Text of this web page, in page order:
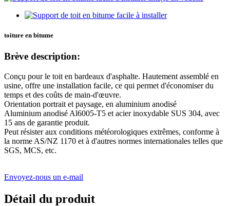
toiture en bitume
Brève description:
Conçu pour le toit en bardeaux d'asphalte. Hautement assemblé en
usine, offre une installation facile, ce qui permet d'économiser du
temps et des coûts de main-d'œuvre.
Orientation portrait et paysage, en aluminium anodisé
Aluminium anodisé Al6005-T5 et acier inoxydable SUS 304, avec
15 ans de garantie produit.
Peut résister aux conditions météorologiques extrêmes, conforme à
la norme AS/NZ 1170 et à d'autres normes internationales telles que
SGS, MCS, etc.
Envoyez-nous un e-mail
Détail du produit